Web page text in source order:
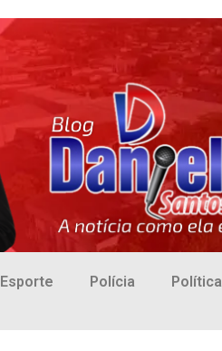
Esporte Polícia Política